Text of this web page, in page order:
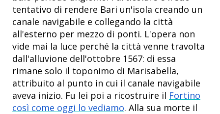
tentativo di rendere Bari un'isola creando un
canale navigabile e collegando la città
all'esterno per mezzo di ponti. L'opera non
vide mai la luce perché la città venne travolta
dall'alluvione dell'ottobre 1567: di essa
rimane solo il toponimo di Marisabella,
attribuito al punto in cui il canale navigabile
aveva inizio. Fu lei poi a ricostruire il Fortino
così come oggi lo vediamo. Alla sua morte il